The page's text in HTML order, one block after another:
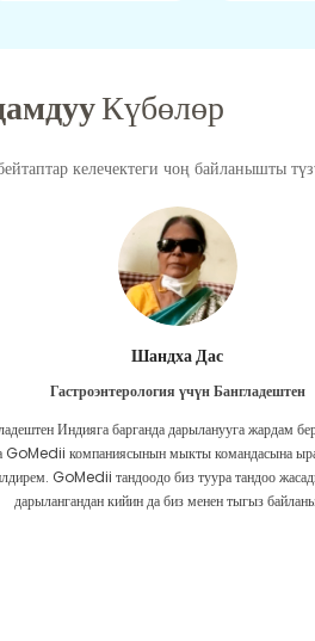
Күбөлөр
келечектеги чоң байланышты
Шандха Дас
Гастроэнтерология үчүн Бангладештен
Индияга барганда дарыланууга жардам
GoMedii компаниясынын мыкты командасына
GoMedii тандоодо биз туура тандоо
дарылангандан кийин да биз менен тыгыз